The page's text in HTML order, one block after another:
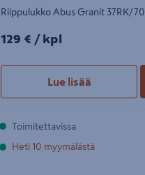
Riippulukko Abus Granit 37RK/70
129€/kpl
129 € / kpl
Lue lisää
Toimitettavissa
Heti 10 myymälästä